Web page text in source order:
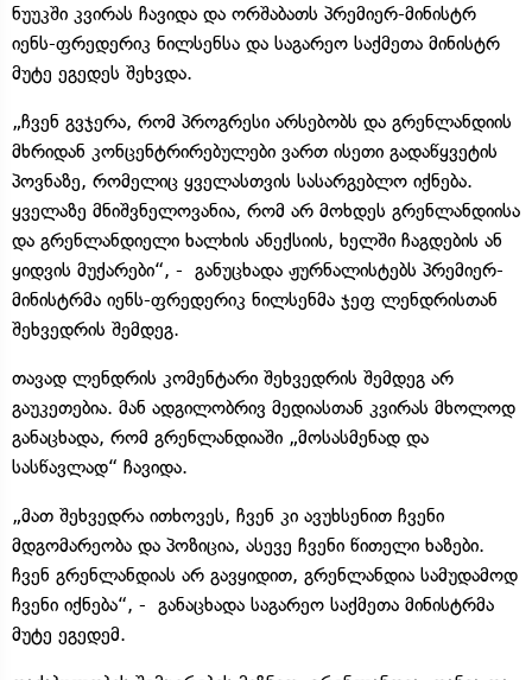
ნუუკში კვირას ჩავიდა და ორშაბათს პრემიერ-მინისტრ
იენს-ფრედერიკ ნილსენსა და საგარეო საქმეთა მინისტრ
მუტე ეგედეს შეხვდა.
„ჩვენ გვჯერა, რომ პროგრესი არსებობს და გრენლანდიის
მხრიდან კონცენტრირებულები ვართ ისეთი გადაწყვეტის
პოვნაზე, რომელიც ყველასთვის სასარგებლო იქნება.
ყველაზე მნიშვნელოვანია, რომ არ მოხდეს გრენლანდიისა
და გრენლანდიელი ხალხის ანექსიის, ხელში ჩაგდების ან
ყიდვის მუქარები“, - განუცხადა ჟურნალისტებს პრემიერ-
მინისტრმა იენს-ფრედერიკ ნილსენმა ჯეფ ლენდრისთან
შეხვედრის შემდეგ.
თავად ლენდრის კომენტარი შეხვედრის შემდეგ არ
გაუკეთებია. მან ადგილობრივ მედიასთან კვირას მხოლოდ
განაცხადა, რომ გრენლანდიაში „მოსასმენად და
სასწავლად“ ჩავიდა.
„მათ შეხვედრა ითხოვეს, ჩვენ კი ავუხსენით ჩვენი
მდგომარეობა და პოზიცია, ასევე ჩვენი წითელი ხაზები.
ჩვენ გრენლანდიას არ გავყიდით, გრენლანდია სამუდამოდ
ჩვენი იქნება“, - განაცხადა საგარეო საქმეთა მინისტრმა
მუტე ეგედემ.